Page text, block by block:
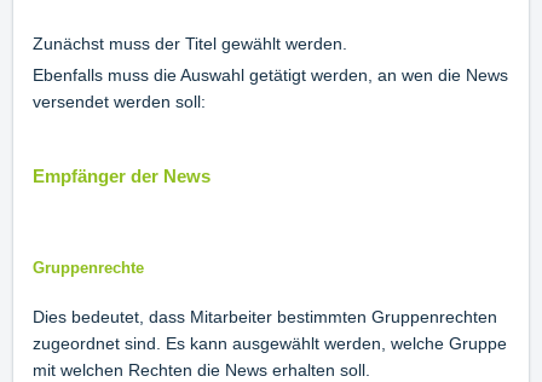
Zunächst muss der Titel gewählt werden.
Ebenfalls muss die Auswahl getätigt werden, an wen die News
versendet werden soll:
Empfänger der News
Gruppenrechte
Dies bedeutet, dass Mitarbeiter bestimmten Gruppenrechten
zugeordnet sind. Es kann ausgewählt werden, welche Gruppe
mit welchen Rechten die News erhalten soll.